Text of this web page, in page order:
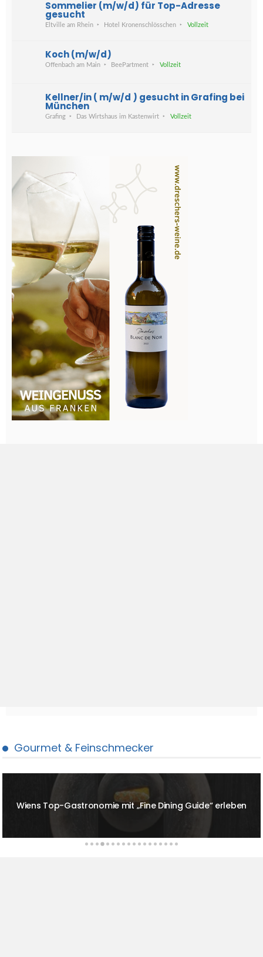
Sommelier (m/w/d) für Top-Adresse
gesucht
Eltville am Rhein Hotel Kronenschlösschen Vollzeit
Koch (m/w/d)
Offenbach am Main BeePartment Vollzeit
Kellner/in ( m/w/d ) gesucht in Grafing bei
München
Grafing Das Wirtshaus im Kastenwirt Vollzeit
Gourmet & Feinschmecker
Prickelnde Sonntage im The Ritz-Carlton Berlin